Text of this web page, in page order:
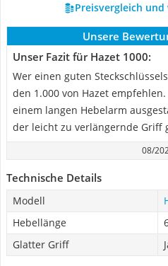
Preisvergleich
Unsere
Unser Fazit für Hazet 1000:
Wer einen guten
den 1.000 von Hazet
einem langen Hebelarm
der leicht zu verlängernde Griff
08/
Technische Details
Modell
Hebellänge
Glatter Griff